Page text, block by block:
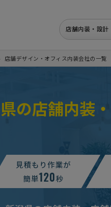
店舗内装・設計
店舗デザイン・オフィス内装会社の一覧
の店舗内装
見積もり作業が
簡単120秒
ニング専門クリニックの店舗設計
り・提案依頼 500万円まで